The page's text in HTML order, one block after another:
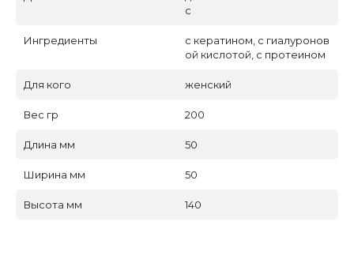
с
Ингредиенты
с кератином, с гиалуронов
ой кислотой, с протеином
Для кого женский
Вес гр 200
Длина мм 50
Ширина мм 50
Высота мм 140